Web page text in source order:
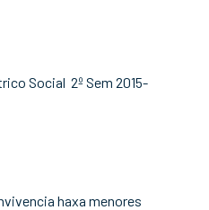
Social 2º Sem 2015-
haxa menores